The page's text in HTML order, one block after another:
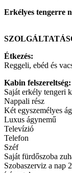
Erkélyes tengerre
Étkezés:
Reggeli, ebéd és
Kabin felszereltség:
Saját erkély tengeri
Nappali rész
Két egyszemélyes
Luxus ágynemű
Televízió
Telefon
Széf
Saját fürdőszoba
Szobaszerviz a nap